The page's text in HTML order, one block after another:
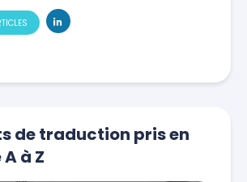
de traduction pris en
à Z